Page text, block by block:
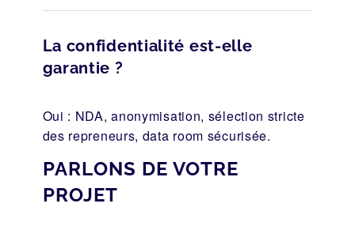
La confidentialité est-elle
garantie ?
Oui : NDA, anonymisation, sélection stricte
des repreneurs, data room sécurisée.
PARLONS DE VOTRE
PROJET